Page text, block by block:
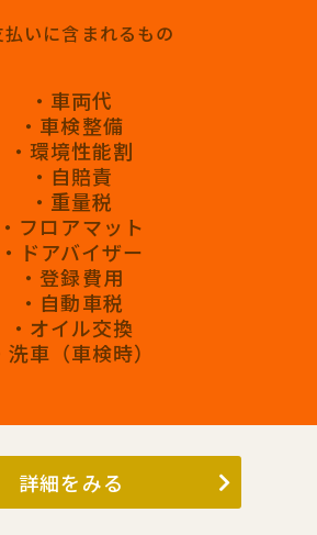
払いに含まれるもの
・車両代
・車検整備
・環境性能割
・自賠責
・重量税
・フロアマット
・ドアバイザー
・登録費用
・自動車税
・オイル交換
洗車（車検時）
詳細をみる